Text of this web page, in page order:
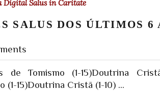
Digital Salus in Caritate
SALUS DOS ÚLTIMOS 6
de Tomismo (1-15)Doutrina
15)Doutrina Cristã (1-10) ...